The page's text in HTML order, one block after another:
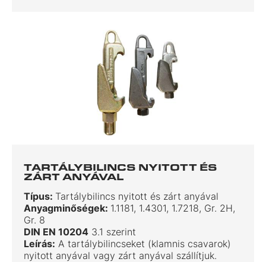
TARTÁLYBILINCS NYITOTT ÉS
ZÁRT ANYÁVAL
Típus: Tartálybilincs nyitott és zárt anyával
Anyagminőségek: 1.1181, 1.4301, 1.7218, Gr. 2H,
Gr. 8
DIN EN 10204 3.1 szerint
Leírás: A tartálybilincseket (klamnis csavarok)
nyitott anyával vagy zárt anyával szállítjuk.